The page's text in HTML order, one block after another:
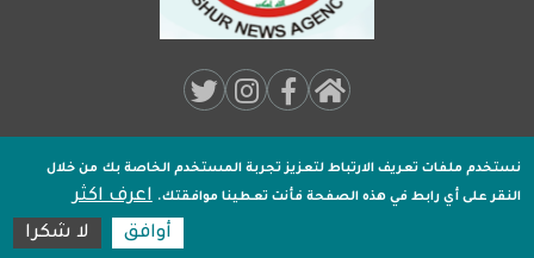
10:58:40
Media:
Footer
جميـع الحقوق محفوظة لـوكالة اشور الاخبارية2020 .
نستخدم ملفات تعريف الارتباط لتعزيز تجربة المستخدم الخاصة بك من خلال
النقر على أي رابط في هذه الصفحة فأنت تعطينا موافقتك. اعرف اكثر
أوافق
لا شكرا